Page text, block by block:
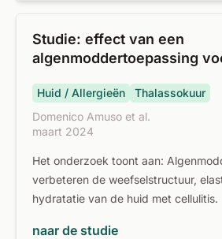
Studie: effect van een
algenmoddertoepassing
Huid / Allergieën
Thalassokuur
Domenico Amuso et al.
maart 2024
Het onderzoek toont aan:
verbeteren de weefselstructuur,
hydratatie van de huid met cellulitis.
naar de studie